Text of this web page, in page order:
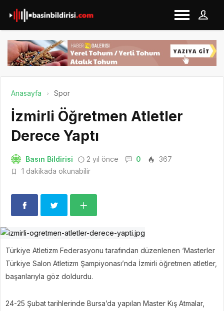
Anasayfa Spor
İzmirli Öğretmen Atletler
Derece Yaptı
Basın Bildirisi 2 yıl önce 0
367
1 dakikada okunabilir
Türkiye Atletizm Federasyonu tarafından düzenlenen ‘Masterler
Türkiye Salon Atletizm Şampiyonası’nda İzmirli öğretmen atletler,
başarılarıyla göz doldurdu.
24-25 Şubat tarihlerinde Bursa’da yapılan Master Kış Atmalar,